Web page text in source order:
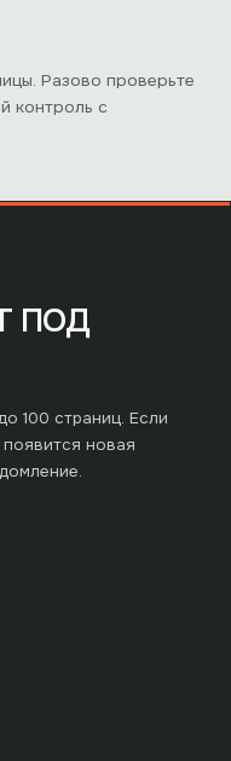
Разово проверьте
контроль с
под
100 страниц. Если
новая